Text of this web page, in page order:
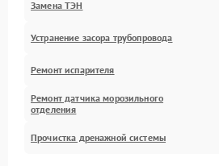
Замена ТЭН
Устранение засора трубопровода
Ремонт испарителя
Ремонт датчика морозильного
отделения
Прочистка дренажной системы